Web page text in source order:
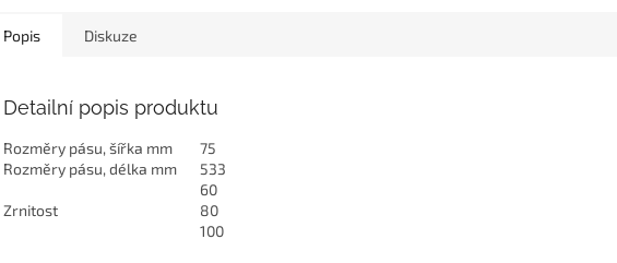
a...Popis Diskuze
Detailní popis produktu
Rozměry pásu, šířka mm
75
Rozměry pásu, délka mm
533
Zrnitost
60
80
100